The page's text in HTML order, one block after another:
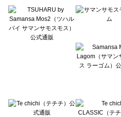
Lugnoncure（ルノンキュール）のバッグ一覧
BETTY'S BLUE（べティーズブルー）のバッグ
Wpc.（ワールドパーティー）のバッグ一覧